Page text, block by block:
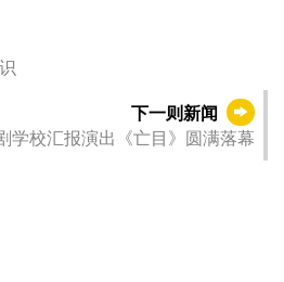
识
下一则新闻
学校汇报演出《亡目》圆满落幕